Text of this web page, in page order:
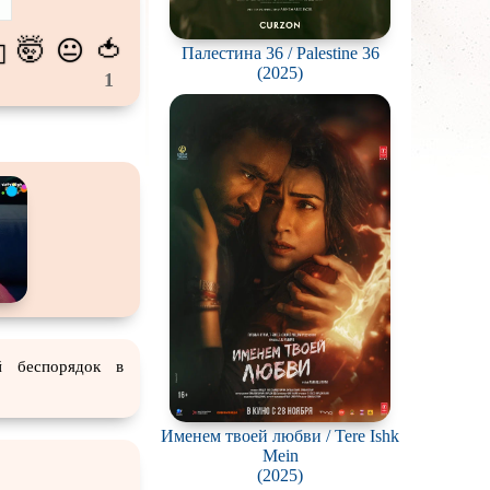
🤯 😐 🍅
1
беспорядок в
Палестина 36 / Palestine 36
(2025)
Именем твоей любви / Tere Ishk
Mein
(2025)